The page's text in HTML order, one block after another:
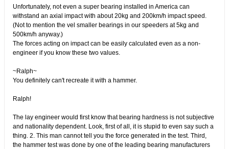
Unfortunately, not even a super bearing installed in America can
withstand an axial impact with about 20kg and 200km/h impact speed.
(Not to mention the vel smaller bearings in our speeders at 5kg and
500km/h anyway.)
The forces acting on impact can be easily calculated even as a non-
engineer if you know these two values.
~Ralph~
You definitely can't recreate it with a hammer. ​
Ralph!
The lay engineer would first know that bearing hardness is not subjective
and nationality dependent. Look, first of all, it is stupid to even say such a
thing. 2. This man cannot tell you the force generated in the test. Third,
the hammer test was done by one of the leading bearing manufacturers